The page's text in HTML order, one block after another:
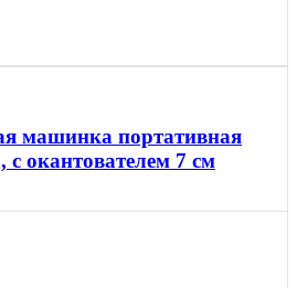
машинка портативная
окантователем 7 см